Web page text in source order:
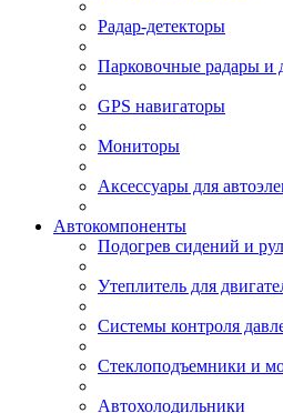
Радар-детекторы
Парковочные радары и
GPS навигаторы
Мониторы
Аксессуары для
Автокомпоненты
Подогрев сидений и
Утеплитель для
Системы контроля
Стеклоподъемники и
Автохолодильники